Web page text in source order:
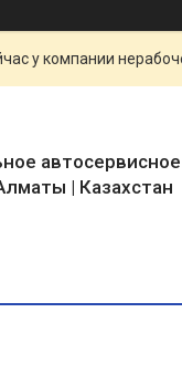
у компании
автосервисное
| Казахстан